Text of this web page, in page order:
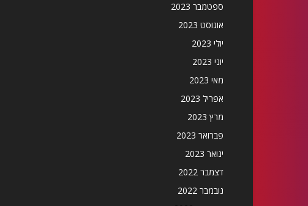
ספטמבר 2023
אוגוסט 2023
יולי 2023
יוני 2023
מאי 2023
אפריל 2023
מרץ 2023
פברואר 2023
ינואר 2023
דצמבר 2022
נובמבר 2022